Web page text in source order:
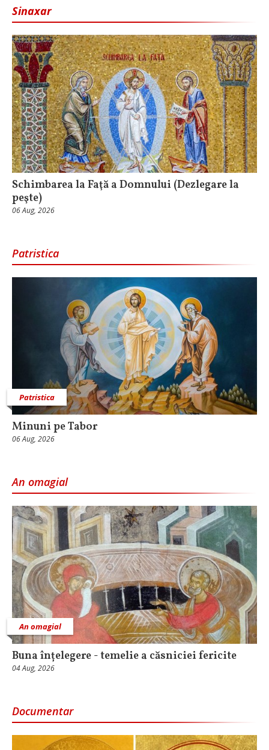
Sinaxar
Schimbarea la Faţă a Domnului (Dezlegare la
peşte)
06 Aug, 2026
Patristica
Patristica
Minuni pe Tabor
06 Aug, 2026
An omagial
An omagial
Buna înțelegere - temelie a căsniciei fericite
04 Aug, 2026
Documentar